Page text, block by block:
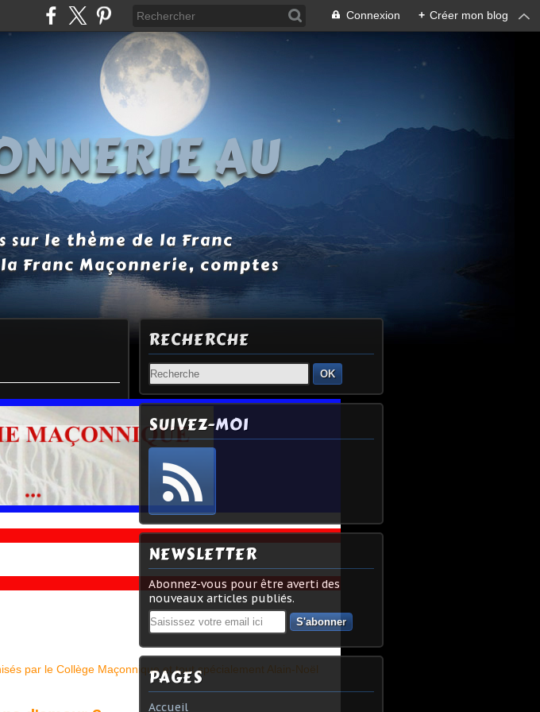
Connexion + Créer mon blog
AU
le thème de la Franc
Franc Maçonnerie, comptes
par le Collège Maçonnique et tout spécialement Alain-Noël
RECHERCHE
OK
SUIVEZ-MOI
NEWSLETTER
Abonnez-vous pour être averti des
nouveaux articles publiés.
Email
PAGES
Accueil